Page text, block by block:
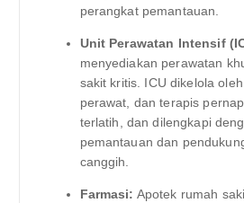
perangkat pemantauan.
Unit Perawatan Intensif
menyediakan perawatan
sakit kritis. ICU dikelola
perawat, dan terapis
terlatih, dan dilengkapi
pemantauan dan
canggih.
Farmasi: Apotek rumah